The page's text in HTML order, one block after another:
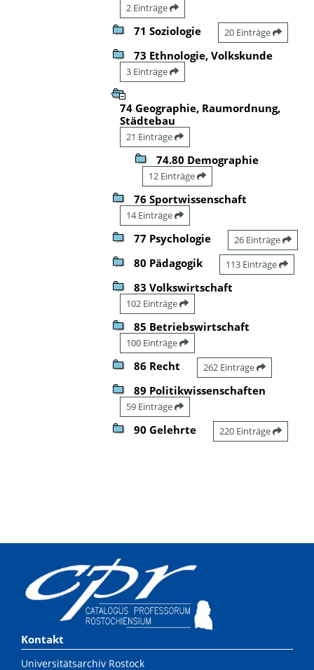
2 Einträge
71 Soziologie 20 Einträge
73 Ethnologie, Volkskunde
3 Einträge
74 Geographie, Raumordnung,
Städtebau
21 Einträge
74.80 Demographie
12 Einträge
76 Sportwissenschaft
14 Einträge
77 Psychologie 26 Einträge
80 Pädagogik 113 Einträge
83 Volkswirtschaft
102 Einträge
85 Betriebswirtschaft
100 Einträge
86 Recht 262 Einträge
89 Politikwissenschaften
59 Einträge
90 Gelehrte 220 Einträge
Kontakt
Universitätsarchiv Rostock